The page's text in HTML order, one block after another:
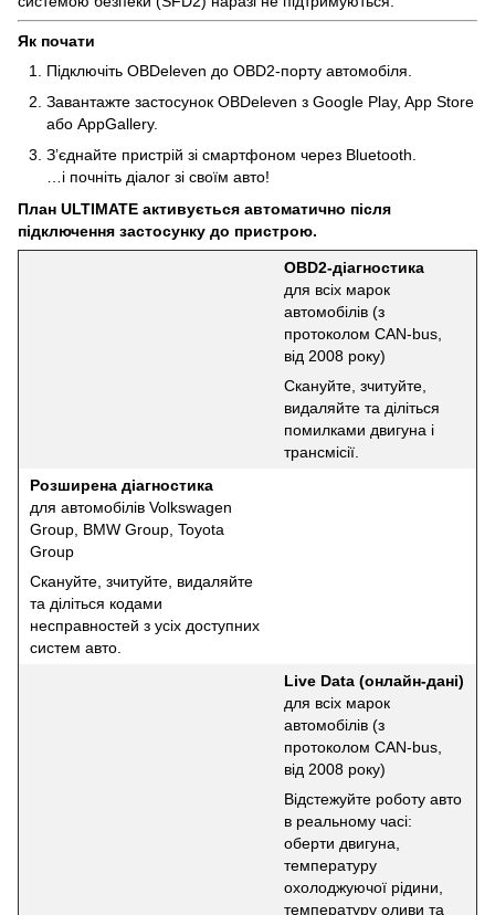
Як почати
Підключіть OBDeleven до OBD2-порту автомобіля.
Завантажте застосунок OBDeleven з Google Play, App Store
або AppGallery.
З’єднайте пристрій зі смартфоном через Bluetooth.
…і почніть діалог зі своїм авто!
План ULTIMATE активується автоматично після
підключення застосунку до пристрою.
OBD2-діагностика
для всіх марок
автомобілів (з
протоколом CAN-bus,
від 2008 року)
Скануйте, зчитуйте,
видаляйте та діліться
помилками двигуна і
трансмісії.
Розширена діагностика
для автомобілів Volkswagen
Group, BMW Group, Toyota
Group
Скануйте, зчитуйте, видаляйте
та діліться кодами
несправностей з усіх доступних
систем авто.
Live Data (онлайн-дані)
для всіх марок
автомобілів (з
протоколом CAN-bus,
від 2008 року)
Відстежуйте роботу авто
в реальному часі:
оберти двигуна,
температуру
охолоджуючої рідини,
температуру оливи та